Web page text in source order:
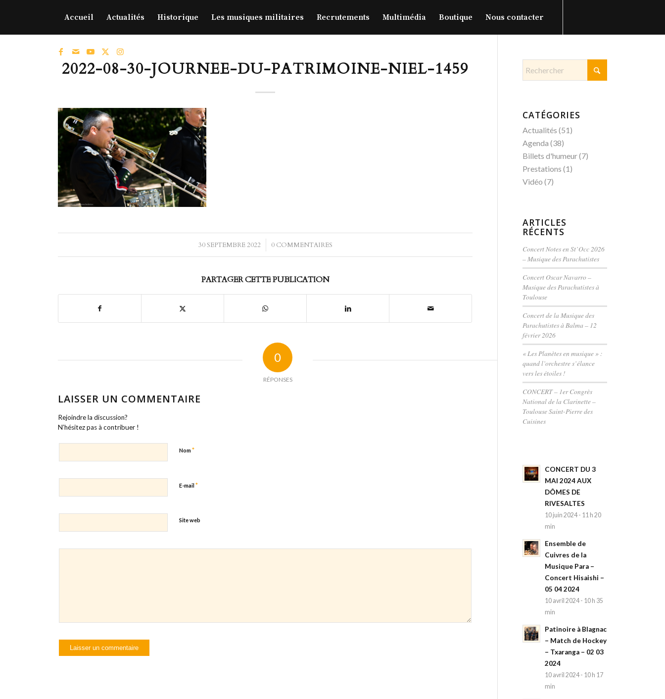
Accueil Actualités Historique Les musiques militaires Recrutements Multimédia Boutique Nous contacter
2022-08-30-JOURNEE-DU-PATRIMOINE-NIEL-1459
30 SEPTEMBRE 2022
/ 0 COMMENTAIRES
PARTAGER CETTE PUBLICATION
0
RÉPONSES
LAISSER UN COMMENTAIRE
Rejoindre la discussion?
N’hésitez pas à contribuer !
Nom*
E-mail*
Site web
CATÉGORIES
Actualités (51)
Agenda (38)
Billets d'humeur(7)
Prestations (1)
Vidéo (7)
ARTICLES
RÉCENTS
Concert Notes en St’Occ 2026
– Musique des Parachutistes
Concert Oscar Navarro –
Musique des Parachutistes à
Toulouse
Concert de la Musique des
Parachutistes à Balma – 12
février 2026
« Les Planètes en musique » :
quand l’orchestre s’élance
vers les étoiles !
CONCERT – 1er Congrès
National de la Clarinette –
Toulouse Saint-Pierre des
Cuisines
CONCERT DU 3
MAI 2024 AUX
DÔMES DE
RIVESALTES
10 juin 2024 - 11 h 20
min
Ensemble de
Cuivres de la
Musique Para –
Concert Hisaishi –
05 04 2024
10 avril 2024 - 10 h 35
min
Patinoire à Blagnac
– Match de Hockey
– Txaranga – 02 03
2024
10 avril 2024 - 10 h 17
min